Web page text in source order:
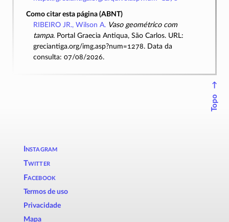
Como citar esta página (ABNT)
RIBEIRO JR., Wilson A. Vaso geométrico com
tampa. Portal Graecia Antiqua, São Carlos. URL:
greciantiga.org/img.asp?num=1278. Data da
consulta: 07/08/2026.
↑
Topo
Instagram
Twitter
Facebook
Termos de uso
Privacidade
Mapa